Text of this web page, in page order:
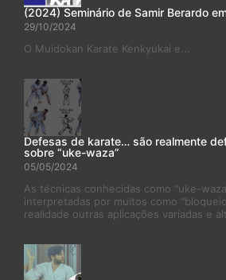
(2024) Seminário de Samir Berardo
29/10/2024
O Muidokan Karate Kenkyukai e...
Defesas de karate… são realmente
sobre “uke-waza”
05/05/2024
As técnicas conhecidas como "uke-
interpretadas por muitos como
realidade outras aplicações variadas e